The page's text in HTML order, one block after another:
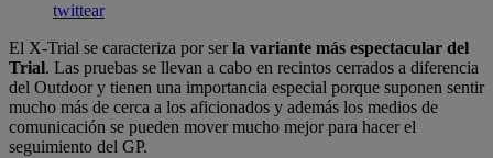
twittear
El X-Trial se caracteriza por serla variante más espectacular del
Trial. Las pruebas se llevan a cabo en recintos cerrados a diferencia
del Outdoor y tienen una importancia especial porque suponen sentir
mucho más de cerca a los aficionados y además los medios de
comunicación se pueden mover mucho mejor para hacer el
seguimiento del GP.